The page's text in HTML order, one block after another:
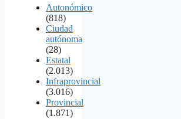
Autonómico
(818)
Ciudad
autónoma
(28)
Estatal
(2.013)
Infraprovincial
(3.016)
Provincial
(1.871)